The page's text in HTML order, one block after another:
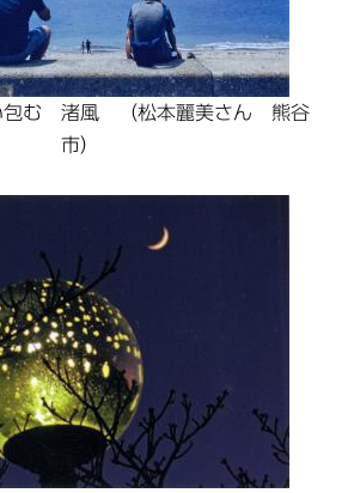
包む 渚風 （松本麗美さん 熊谷
市）